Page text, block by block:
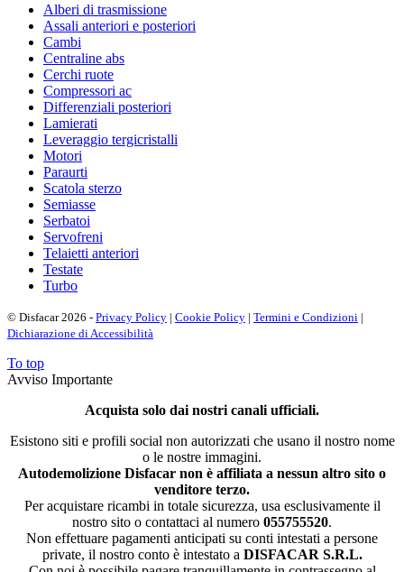
Alberi di trasmissione
Assali anteriori e posteriori
Cambi
Centraline abs
Cerchi ruote
Compressori ac
Differenziali posteriori
Lamierati
Leveraggio tergicristalli
Motori
Paraurti
Scatola sterzo
Semiasse
Serbatoi
Servofreni
Telaietti anteriori
Testate
Turbo
© Disfacar 2026 - Privacy Policy | Cookie Policy | Termini e Condizioni |
Dichiarazione di Accessibilità
To top
Avviso Importante
Acquista solo dai nostri canali ufficiali.
Esistono siti e profili social non autorizzati che usano il nostro nome
o le nostre immagini.
Autodemolizione Disfacar non è affiliata a nessun altro sito o
venditore terzo.
Per acquistare ricambi in totale sicurezza, usa esclusivamente il
nostro sito o contattaci al numero 055755520.
Non effettuare pagamenti anticipati su conti intestati a persone
private, il nostro conto è intestato a DISFACAR S.R.L.